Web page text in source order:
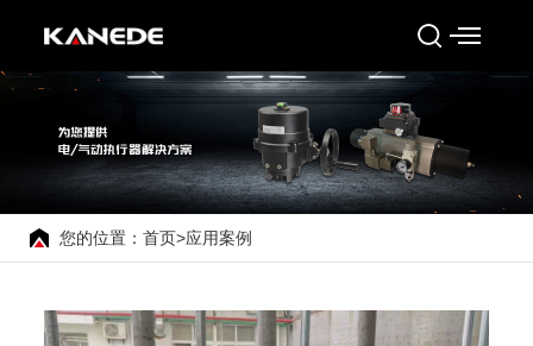
您的位置： 首页>应用案例